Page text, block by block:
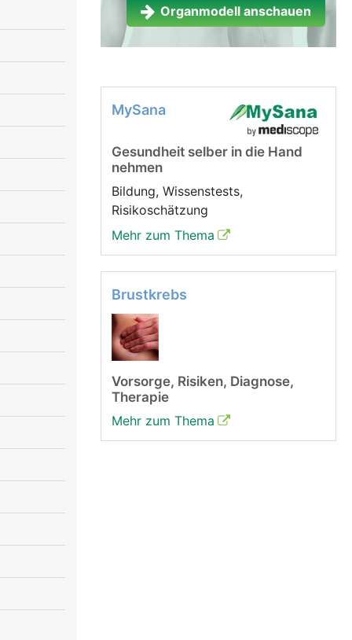
Organmodell anschauen
MySana
Gesundheit selber in die Hand
nehmen
Bildung, Wissenstests,
Risikoschätzung
Mehr zum Thema
Brustkrebs
Vorsorge, Risiken, Diagnose,
Therapie
Mehr zum Thema